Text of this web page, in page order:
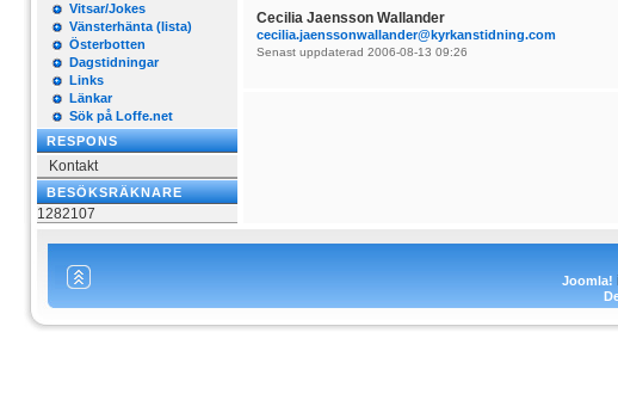
Vitsar/Jokes
Vänsterhänta (lista)
Österbotten
Dagstidningar
Links
Länkar
Sök på Loffe.net
RESPONS
Kontakt
BESÖKSRÄKNARE
1282107
Cecilia Jaensson Wallander
cecilia.jaenssonwallander@kyrkanstidning.com
Senast uppdaterad 2006-08-13 09:26
Joomla!